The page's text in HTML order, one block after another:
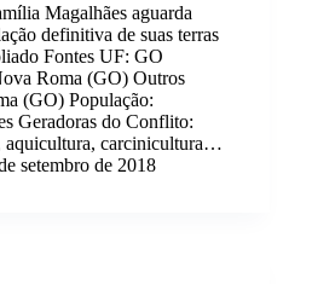
Magalhães aguarda
definitiva de suas terras
Fontes UF: GO
Roma (GO) Outros
(GO) População:
Geradoras do Conflito:
aquicultura, carcinicultura…
setembro de 2018